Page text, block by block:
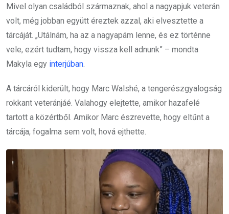
Mivel olyan családból származnak, ahol a nagyapjuk veterán
volt, még jobban együtt éreztek azzal, aki elvesztette a
tárcáját. „Utálnám, ha az a nagyapám lenne, és ez történne
vele, ezért tudtam, hogy vissza kell adnunk” – mondta
Makyla egy interjúban
A tárcáról kiderült, hogy Marc Walshé, a tengerészgyalogság
rokkant veteránjáé. Valahogy elejtette, amikor hazafelé
tartott a közértből. Amikor Marc észrevette, hogy eltűnt a
tárcája, fogalma sem volt, hová ejthette.